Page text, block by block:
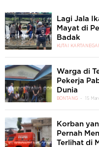
Lagi Jala
Mayat di
Badak
KUTAI
Warga di
Pekerja
Dunia
BONTANG 15
Korban
Pernah
Terlihat di